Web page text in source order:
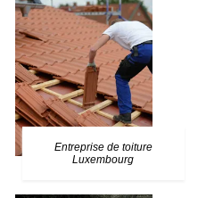
Entreprise de toiture
Luxembourg